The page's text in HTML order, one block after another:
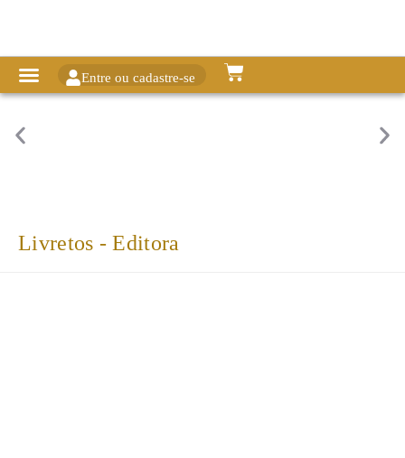
Entre ou cadastre-se
Livretos - Editora